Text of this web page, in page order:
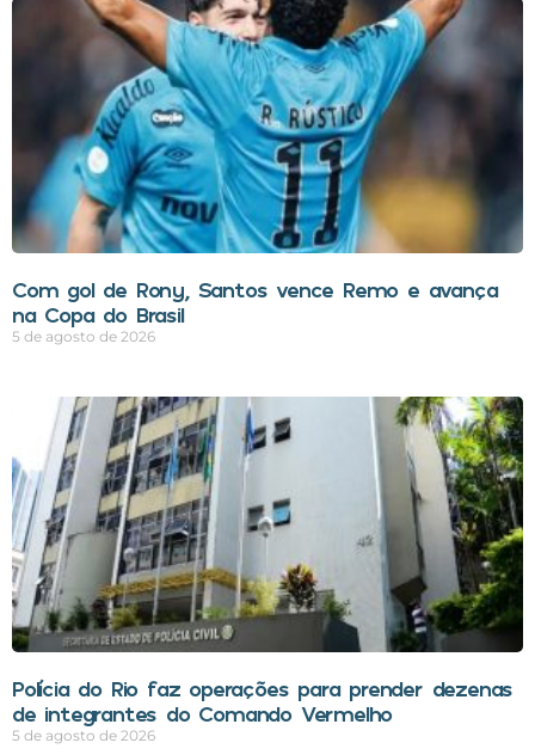
Com gol de Rony, Santos vence Remo e avança
na Copa do Brasil
5 de agosto de 2026
Polícia do Rio faz operações para prender dezenas
de integrantes do Comando Vermelho
5 de agosto de 2026